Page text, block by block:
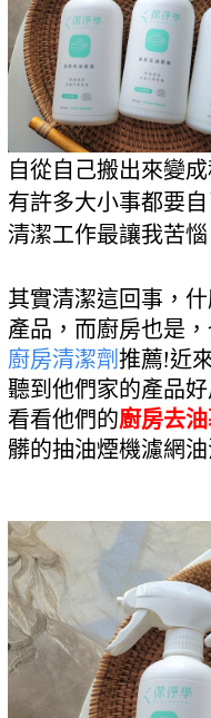
自從自己搬出來變
有許多大小事都要
清潔工作最讓我苦惱
其實清潔這回事，
產品，而廚房也是
廚房清潔劑推薦!近
聽到他們家的產品
看看他們的廚房去
髒的抽油煙機濾網油